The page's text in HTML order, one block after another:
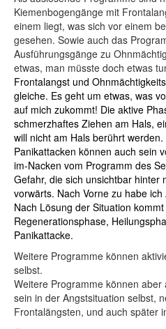
Kiemenbogengänge mit
einem liegt, was sich vor einem
gesehen. Sowie auch das
Ausführungsgänge zu
etwas, man müsste doch etwas
Frontalangst und
gleiche. Es geht um etwas, was
auf mich zukommt! Die aktive
schmerzhaftes Ziehen am Hals,
will nicht am Hals berührt werden.
Panikattacken können auch sein
im-Nacken vom Programm des
Gefahr, die sich unsichtbar hinter
vorwärts. Nach Vorne zu habe
Nach Lösung der Situation
Regenerationsphase,
Panikattacke.
Weitere Programme können
selbst.
Weitere Programme können
sein in der Angstsituation selbst,
Frontalängsten, und auch später